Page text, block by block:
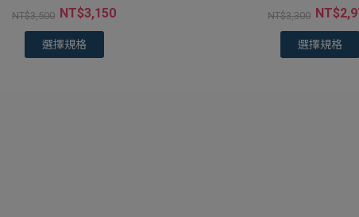
NT$3,500 NT$3,150
選擇規格
NT$3,300 NT$
選擇規格